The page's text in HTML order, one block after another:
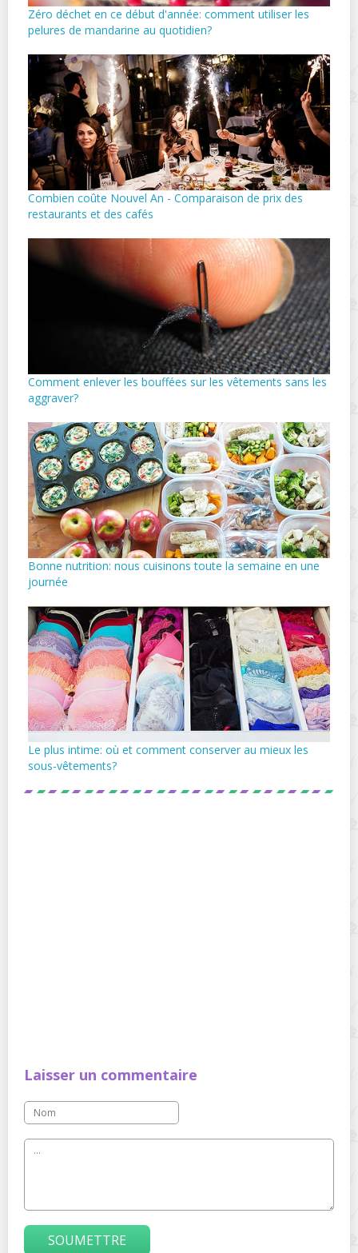
Zéro déchet en ce début d'année: comment utiliser les
pelures de mandarine au quotidien?
Combien coûte Nouvel An - Comparaison de prix des
restaurants et des cafés
Comment enlever les bouffées sur les vêtements sans les
aggraver?
Bonne nutrition: nous cuisinons toute la semaine en une
journée
Le plus intime: où et comment conserver au mieux les
sous-vêtements?
Laisser un commentaire
SOUMETTRE